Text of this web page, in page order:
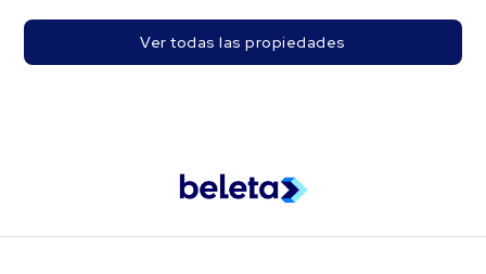
Ver todas las propiedades